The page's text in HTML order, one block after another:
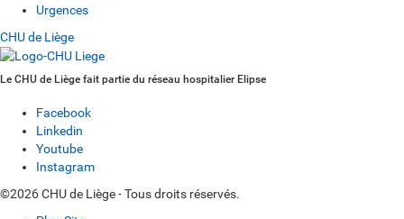
Urgences
CHU de Liège
Le CHU de Liège fait partie du réseau hospitalier Elipse
Facebook
Linkedin
Youtube
Instagram
©2026 CHU de Liège - Tous droits réservés.